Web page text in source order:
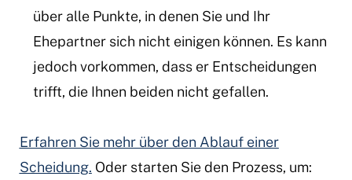
über alle Punkte, in denen Sie und Ihr
Ehepartner sich nicht einigen können. Es kann
jedoch vorkommen, dass er Entscheidungen
trifft, die Ihnen beiden nicht gefallen.
Erfahren Sie mehr über den Ablauf einer
Scheidung. Oder starten Sie den Prozess, um: